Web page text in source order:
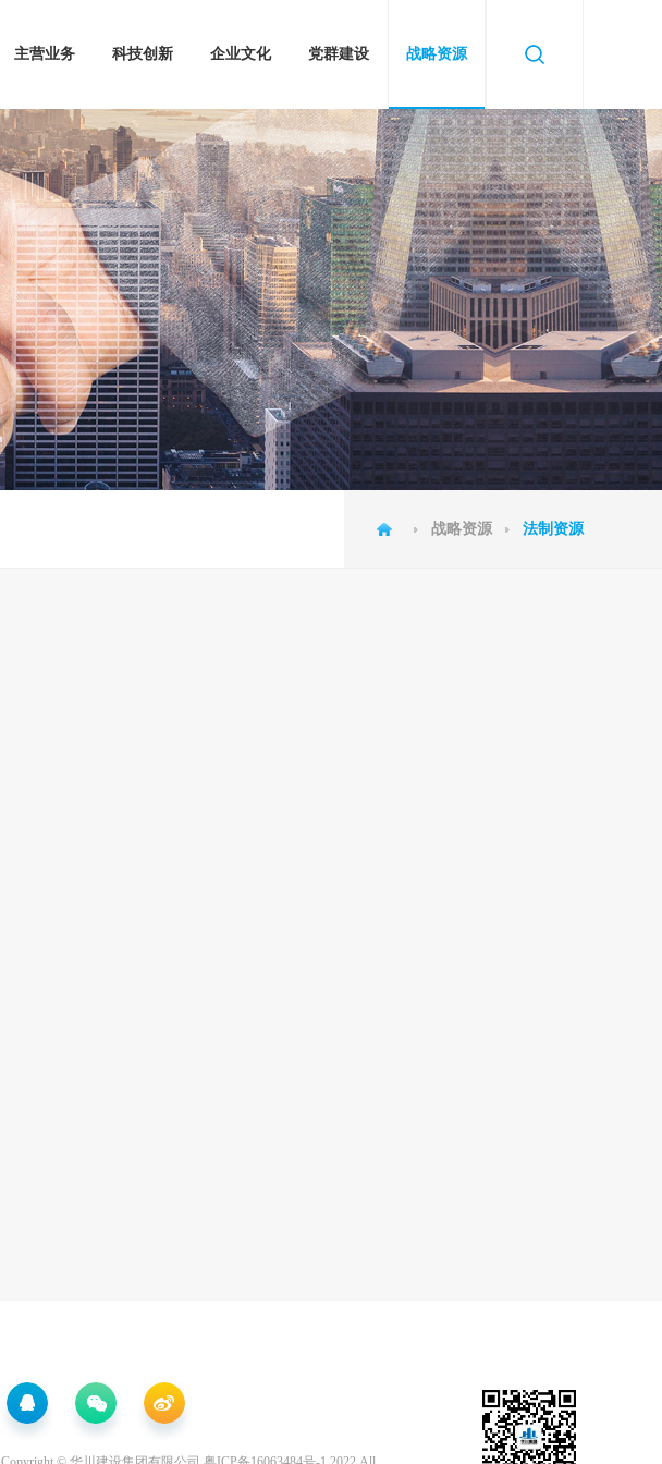
主营业务 科技创新 企业文化 党群建设 战略资源
战略资源 法制资源